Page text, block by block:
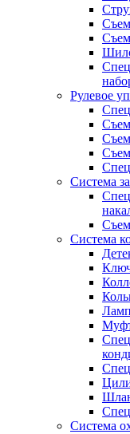
Рулевое
Система
Система
Система